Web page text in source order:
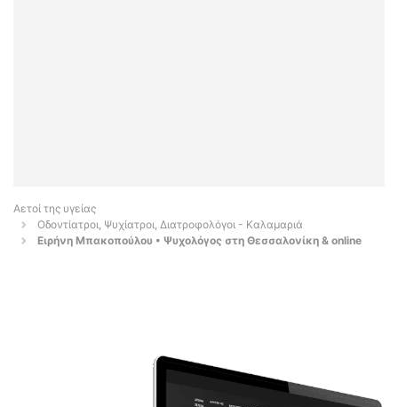
Αετοί της υγείας
Οδοντίατροι, Ψυχίατροι, Διατροφολόγοι - Καλαμαριά
Ειρήνη Μπακοπούλου • Ψυχολόγος στη Θεσσαλονίκη & online